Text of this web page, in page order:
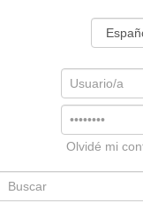
Username
Olvidé mi